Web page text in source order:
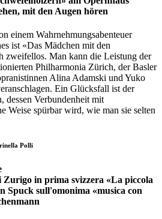
mit den Augen hören
einem Wahrnehmungsabenteuer
ist «Das Mädchen mit den
zweifellos. Man kann die Leistung der
Philharmonia Zürich, der Basler
Alina Adamski und Yuko
Ein Glücksfall ist der
dessen Verbundenheit mit
Weise spürbar wird, wie man sie selten
Polli
in prima svizzera «La piccola
Spuck sull'omonima «musica con